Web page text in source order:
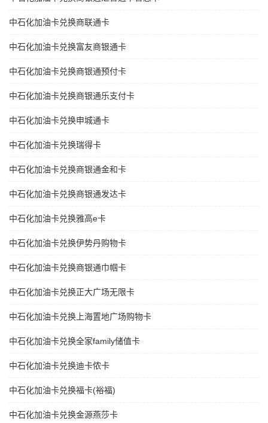
中石化加油卡兑换商联通卡
中石化加油卡兑换富友商银通卡
中石化加油卡兑换商银通预付卡
中石化加油卡兑换商银通乐支付卡
中石化加油卡兑换申城通卡
中石化加油卡兑换瑞得卡
中石化加油卡兑换商银通金和卡
中石化加油卡兑换商银通发达卡
中石化加油卡兑换雅高e卡
中石化加油卡兑换伊势丹购物卡
中石化加油卡兑换商银通巾帼卡
中石化加油卡兑换正大广场无限卡
中石化加油卡兑换上海置地广场购物卡
中石化加油卡兑换全家family储值卡
中石化加油卡兑换迪卡侬卡
中石化加油卡兑换福卡(裕福)
中石化加油卡兑换金源燕莎卡